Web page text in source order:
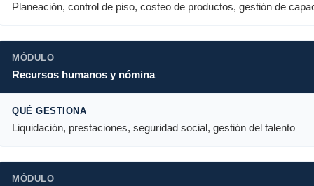
Planeación, control de piso, costeo de productos, gestión de
Recursos humanos y nómina
Liquidación, prestaciones, seguridad social, gestión del talento